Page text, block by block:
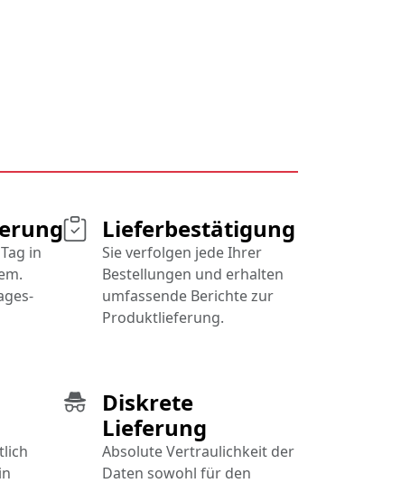
Diskrete
Lieferung
Absolute Vertraulichkeit der
Daten sowohl für den
in
Lieferbestätigung
Sie verfolgen jede Ihrer
Bestellungen und erhalten
umfassende Berichte zur
Produktlieferung.